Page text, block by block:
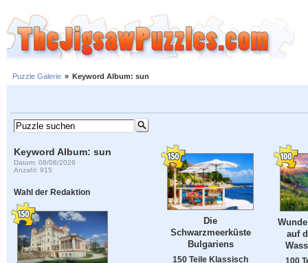
Puzzle Galerie » Keyword Album: sun
Keyword Album: sun
Datum: 08/08/2026
Anzahl: 915
Wahl der Redaktion
Die
Schwarzmeerküste
Bulgariens
150 Teile Klassisch
auf
100